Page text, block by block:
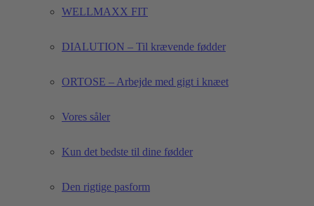
WELLMAXX FIT
DIALUTION – Til krævende fødder
ORTOSE – Arbejde med gigt i knæet
Vores såler
Kun det bedste til dine fødder
Den rigtige pasform